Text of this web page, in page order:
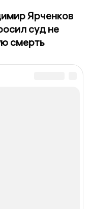
Ярченков
суд не
смерть